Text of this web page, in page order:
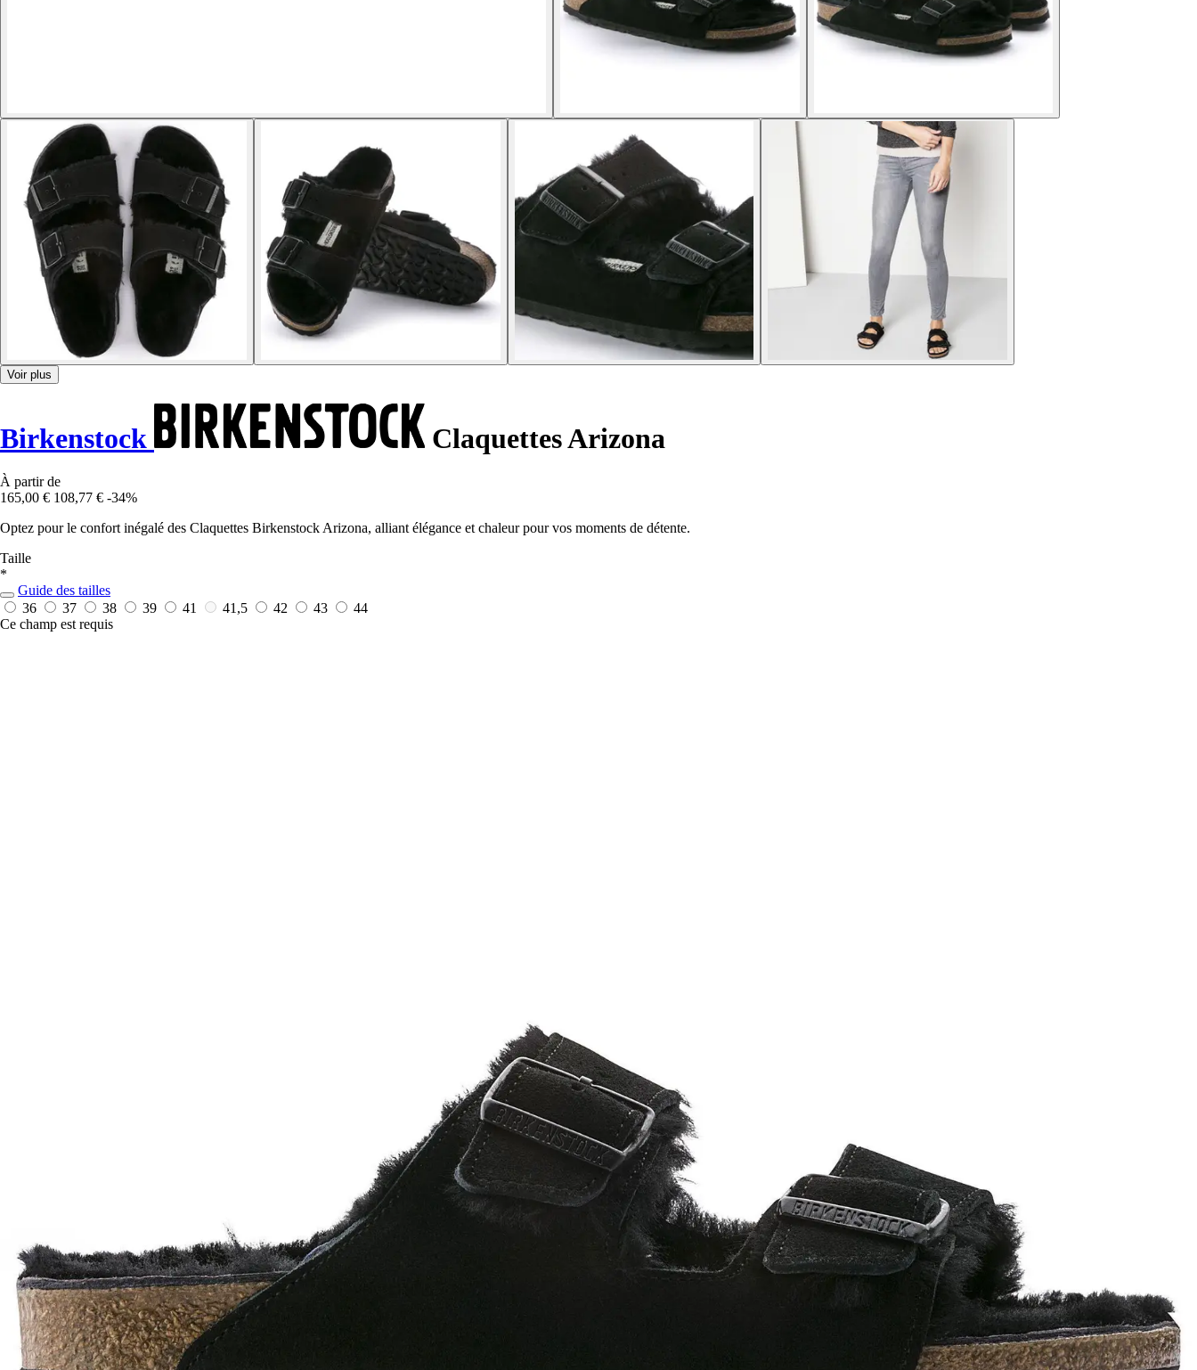
Voir plus
Birkenstock Claquettes Arizona
À partir de
165,00 € 108,77 € -34%
Optez pour le confort inégalé des Claquettes Birkenstock Arizona, alliant élégance et chaleur pour vos moments de détente.
Taille
*
Guide des tailles
36
37 38 39 41 41,5 42 43
44
Ce champ est requis